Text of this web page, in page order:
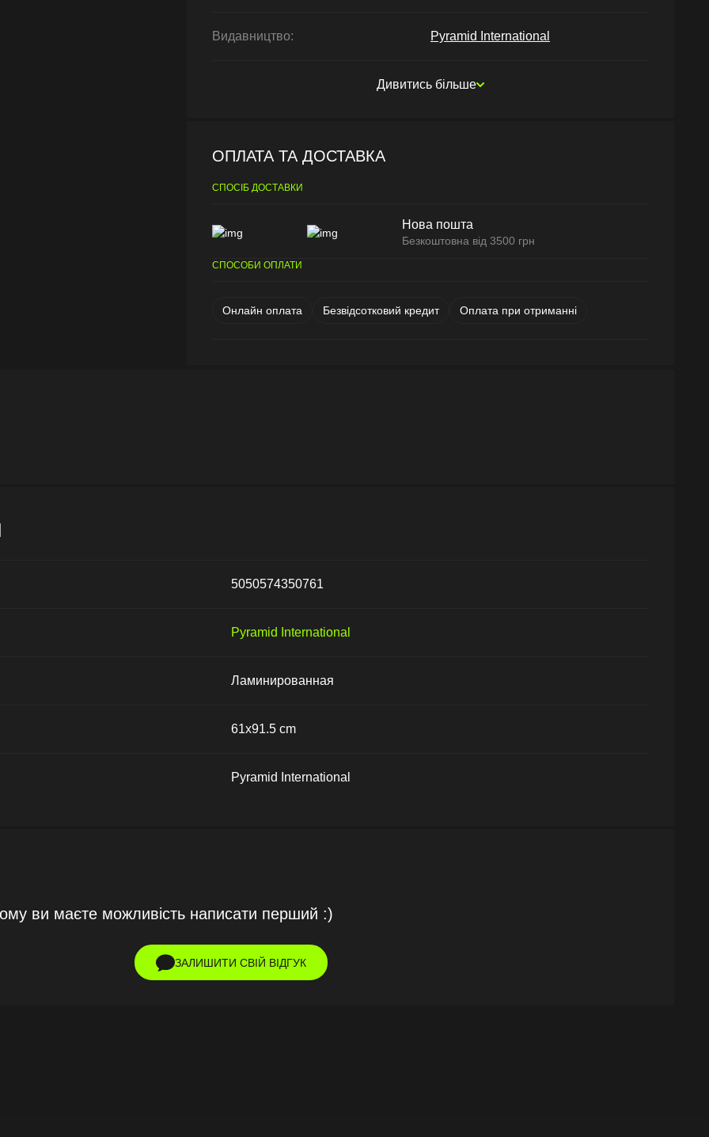
Видавництво: Pyramid International
Дивитись більше
ОПЛАТА ТА ДОСТАВКА
СПОСІБ ДОСТАВКИ
Нова пошта
Безкоштовна від 3500 грн
СПОСОБИ ОПЛАТИ
Онлайн оплата Безвідсотковий кредит Оплата при отриманні
5050574350761
Pyramid International
Ламинированная
61x91.5 cm
Pyramid International
ви маєте можливість написати перший :)
ЗАЛИШИТИ СВІЙ ВІДГУК